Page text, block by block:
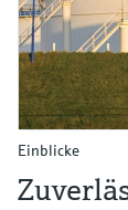
Einblicke